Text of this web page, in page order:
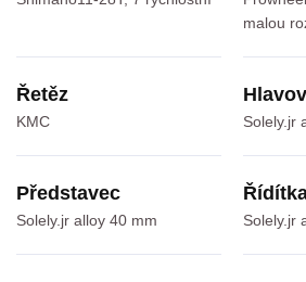
malou
Řetěz
KMC Solely.jr
Představec
Solely.jr alloy 40 mm Solely.jr